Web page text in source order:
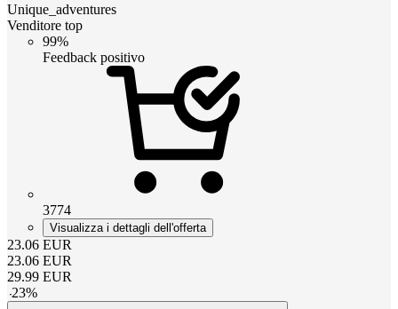
Unique_adventures
Venditore top
99%
Feedback positivo
3774
Visualizza i dettagli dell'offerta
23.06 EUR
23.06 EUR
29.99 EUR
-23%